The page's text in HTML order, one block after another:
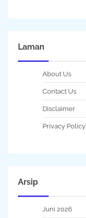
Laman
About Us
Contact Us
Disclaimer
Privacy Policy
Arsip
Juni 2026